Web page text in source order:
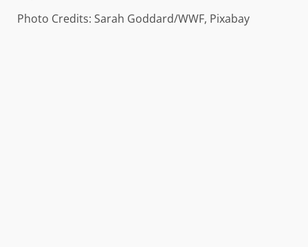
Photo Credits: Sarah Goddard/WWF, Pixabay